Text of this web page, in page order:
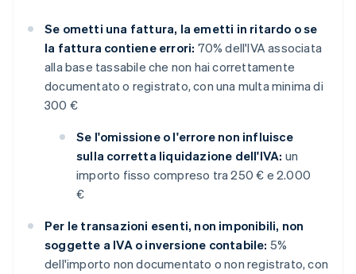
Se ometti una fattura, la emetti in ritardo o se
la fattura contiene errori: 70% dell'IVA associata
alla base tassabile che non hai correttamente
documentato o registrato, con una multa minima di
300 €
Se l'omissione o l'errore non influisce
sulla corretta liquidazione dell'IVA: un
importo fisso compreso tra 250 € e 2.000
€
Per le transazioni esenti, non imponibili, non
soggette a IVA o inversione contabile: 5%
dell'importo non documentato o non registrato, con